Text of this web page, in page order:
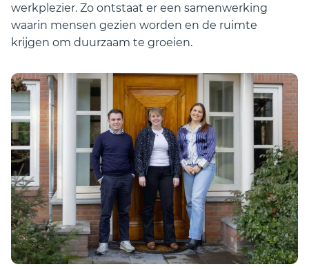
werkplezier. Zo ontstaat er een samenwerking
waarin mensen gezien worden en de ruimte
krijgen om duurzaam te groeien.